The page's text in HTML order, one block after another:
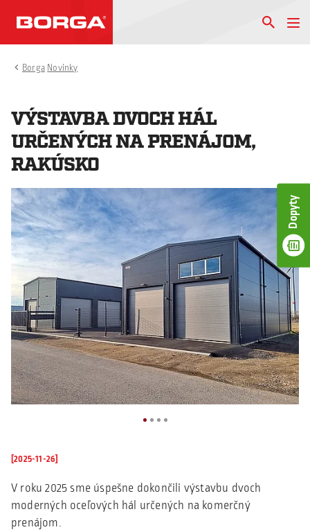
Dopyty
Borga Novinky
VÝSTAVBA DVOCH HÁL
URČENÝCH NA PRENÁJOM,
RAKÚSKO
[2025-11-26]
V roku 2025 sme úspešne dokončili výstavbu dvoch
moderných oceľových hál určených na komerčný
prenájom.